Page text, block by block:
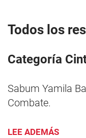
Todos los
Categoría
Sabum Yamila
Combate.
LEE ADEMÁS